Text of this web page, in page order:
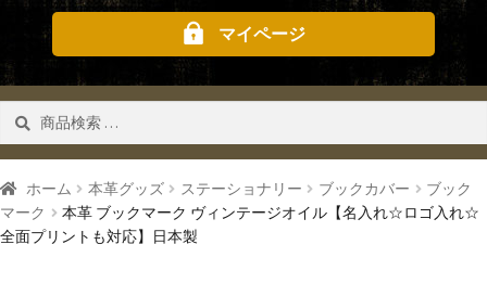
マイページ
対
象:
検索
ホーム 本革グッズ ステーショナリー ブックカバー
ブック
マーク
本革 ブックマーク ヴィンテージオイル【名入れ☆ロゴ入れ☆
全面プリントも対応】日本製